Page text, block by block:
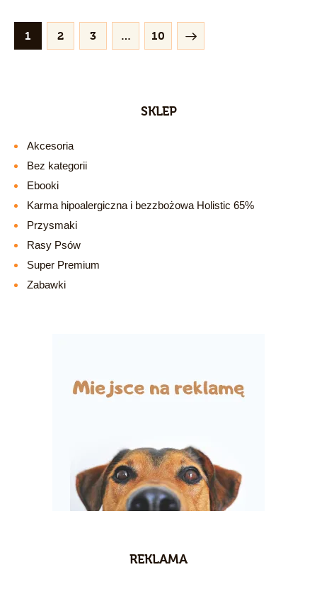
1 2 3 … 10
>
SKLEP
Akcesoria
Bez kategorii
Ebooki
Karma hipoalergiczna i bezzbożowa Holistic 65%
Przysmaki
Rasy Psów
Super Premium
Zabawki
REKLAMA